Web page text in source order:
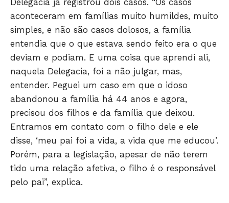
aconteceram em famílias muito humildes, muito
simples, e não são casos dolosos, a família
entendia que o que estava sendo feito era o que
deviam e podiam. E uma coisa que aprendi ali,
naquela Delegacia, foi a não julgar, mas,
entender. Peguei um caso em que o idoso
abandonou a família há 44 anos e agora,
precisou dos filhos e da família que deixou.
Entramos em contato com o filho dele e ele
disse, ‘meu pai foi a vida, a vida que me educou’.
Porém, para a legislação, apesar de não terem
tido uma relação afetiva, o filho é o responsável
pelo pai”, explica.